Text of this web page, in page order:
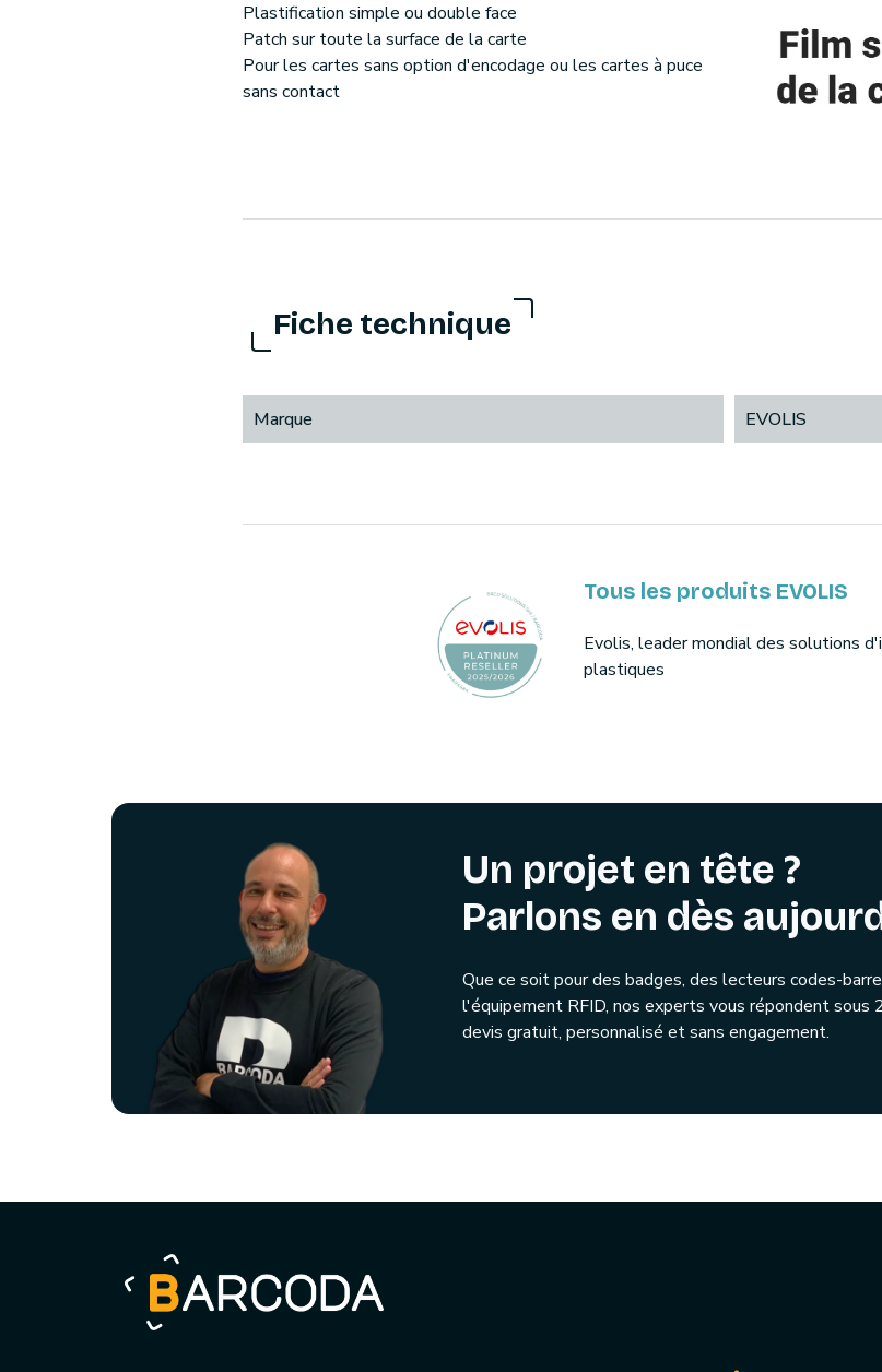
Plastification simple ou double face
Patch sur toute la surface de la carte
Pour les cartes sans option d'encodage ou les cartes à puce
sans contact
Fiche technique
Marque EVOLIS
Tous les produits EVOLIS
Evolis, leader mondial des solutions
plastiques
Un projet en tête ?
Parlons en dès
Que ce soit pour des badges, des lecteurs codes-
l'équipement RFID, nos experts vous répondent sous
devis gratuit, personnalisé et sans engagement.